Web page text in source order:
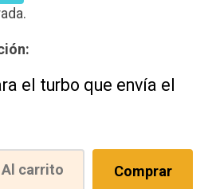
el turbo que envía el
Al carrito Comprar